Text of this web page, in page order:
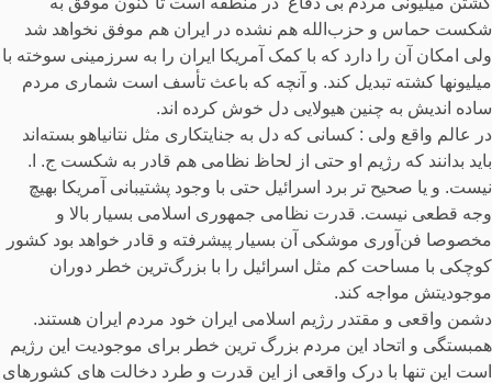
شکست حماس و حزب‌الله هم نشده در ایران هم موفق نخواهد شد
ولی امکان آن را دارد که با کمک آمریکا ایران را به سرزمینی سوخته با
میلیونها کشته تبدیل کند. و آنچه که باعث تأسف است شماری مردم
ساده اندیش به چنین هیولایی دل خوش کرده اند.
در عالم واقع ولی : کسانی که دل به جنایتکاری مثل نتانیاهو بسته‌اند
باید بدانند که رژیم او حتی از لحاظ نظامی هم قادر به شکست ج. ا.
نیست. و یا صحیح تر برد اسرائیل حتی با وجود پشتیبانی آمریکا بهیچ
وجه قطعی نیست. قدرت نظامی جمهوری اسلامی بسیار بالا و
مخصوصا فن‌آوری موشکی آن بسیار پیشرفته و قادر خواهد بود کشور
کوچکی با مساحت کم مثل اسرائیل را با بزرگ‌ترین خطر دوران
موجودیتش مواجه کند.
دشمن واقعی و مقتدر رژیم اسلامی ایران خود مردم ایران هستند.
همبستگی و اتحاد این مردم بزرگ ترین خطر برای موجودیت این رژیم
است این تنها با درک واقعی از این قدرت و طرد دخالت های کشورهای